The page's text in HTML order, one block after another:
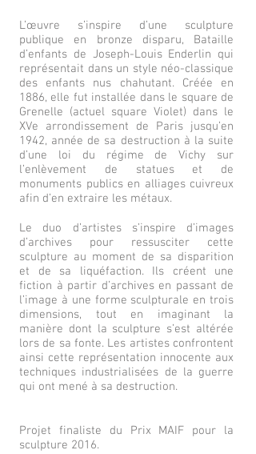
L’œuvre s’inspire d’une sculpture
publique en bronze disparu, Bataille
d’enfants de Joseph-Louis Enderlin qui
représentait dans un style néo-classique
des enfants nus chahutant. Créée en
1886, elle fut installée dans le square de
Grenelle (actuel square Violet) dans le
XVe arrondissement de Paris jusqu’en
1942, année de sa destruction à la suite
d’une loi du régime de Vichy sur
l’enlèvement de statues et de
monuments publics en alliages cuivreux
afin d’en extraire les métaux.
Le duo d’artistes s’inspire d’images
d’archives pour ressusciter cette
sculpture au moment de sa disparition
et de sa liquéfaction. Ils créent une
fiction à partir d’archives en passant de
l’image à une forme sculpturale en trois
dimensions, tout en imaginant la
manière dont la sculpture s’est altérée
lors de sa fonte. Les artistes confrontent
ainsi cette représentation innocente aux
techniques industrialisées de la guerre
qui ont mené à sa destruction.
Projet finaliste du Prix MAIF pour la
sculpture 2016.